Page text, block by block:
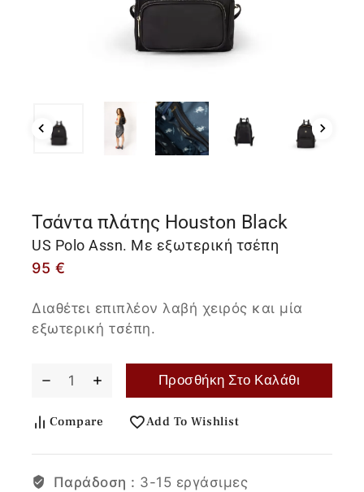
Τσάντα πλάτης Houston Black
US Polo Assn. Με εξωτερική τσέπη
95 €
Διαθέτει επιπλέον λαβή χειρός και μία
εξωτερική τσέπη.
Προσθήκη Στο Καλάθι
Compare Add To Wishlist
Παράδοση : 3-15 εργάσιμες